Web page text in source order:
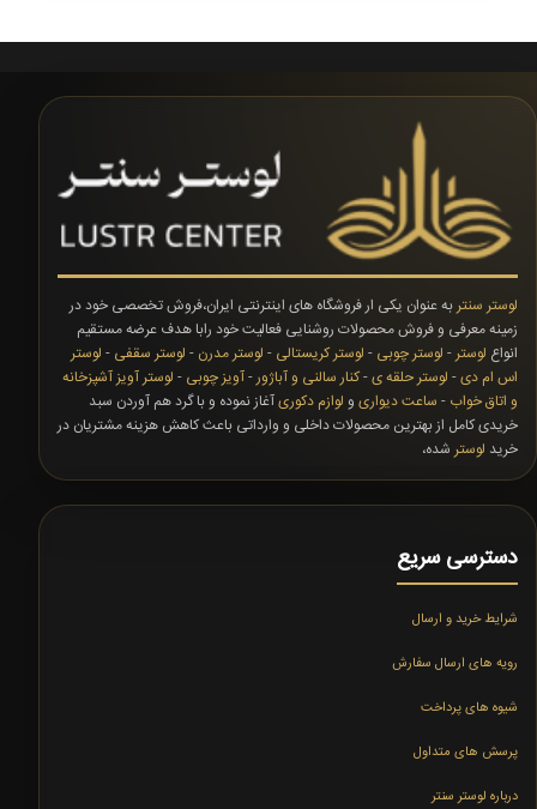
لوستر سنتر به عنوان یکی ار فروشگاه های اینترنتی ایران،فروش تخصصی خود در
زمینه معرفی و فروش محصولات روشنایی فعالیت خود رابا هدف عرضه مستقیم
انواع لوستر - لوستر چوبی - لوستر کریستالی - لوستر مدرن - لوستر سقفی - لوستر
اس ام دی- لوستر حلقه ی-کنار سالنی و آباژور-آویز چوبی - لوستر آویز آشپزخانه
و اتاق خواب - ساعت دیواری و لوازم دکوریآغاز نموده و با گرد هم آوردن سبد
خریدی کامل از بهترین محصولات داخلی و وارداتی باعث کاهش هزینه مشتریان در
خرید لوستر شده،
دسترسی سریع
شرایط خرید و ارسال
رویه های ارسال سفارش
شیوه های پرداخت
پرسش های متداول
درباره لوستر سنتر